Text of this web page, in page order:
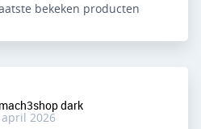
bekeken producten
2026